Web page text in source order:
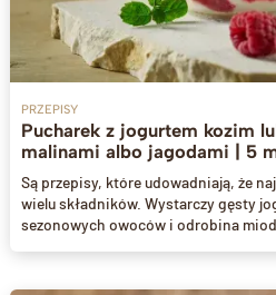
PRZEPISY
Pucharek z jogurtem kozim
malinami albo jagodami | 5
Są przepisy, które udowadniają, że
wielu składników. Wystarczy gęsty
sezonowych owoców i odrobina